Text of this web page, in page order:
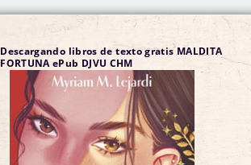
Descargando libros de texto gratis MALDITA
FORTUNA ePub DJVU CHM